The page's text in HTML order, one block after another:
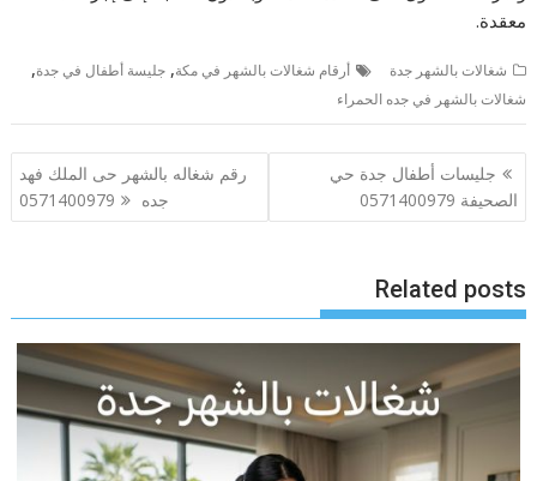
معقدة.
شغالات بالشهر جدة أرقام شغالات بالشهر في مكة,جليسة أطفال في جدة,
شغالات بالشهر في جده الحمراء
تصفّح
المقالات
جليسات أطفال جدة حي
الصحيفة 0571400979
رقم شغاله بالشهر حى الملك فهد
جده 0571400979
Related posts